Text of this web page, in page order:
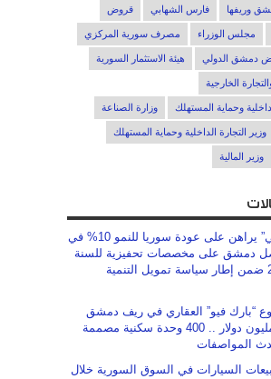
وريفها فارس الشهابي قروض
مجلس الوزراء مصرف سورية المركزي
دمشق الدولي هيئة الاستثمار السورية
الخارجية
وحماية المستهلك وزارة الصناعة
وزير التجارة الداخلية وحماية المستهلك
وزير المالية
“النقد الدولي” يراهن على عودة سوريا للنمو 10% في
دمشق على مخصصات تحفيزية للسنة
المالية 2027 ضمن إطار سياسة تمويل التنمية
“بارك فيو” العقاري في ريف دمشق
بقيمة 200 مليون دولار .. 400 وحدة سكنية مصممة
المواصفات
السيارات في السوق السورية خلال